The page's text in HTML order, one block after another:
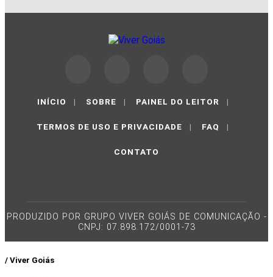
INÍCIO | SOBRE | PAINEL DO LEITOR |
TERMOS DE USO E PRIVACIDADE | FAQ |
CONTATO
PRODUZIDO POR GRUPO VIVER GOIÁS DE COMUNICAÇÃO -
CNPJ: 07.898.172/0001-73
/ Viver Goiás